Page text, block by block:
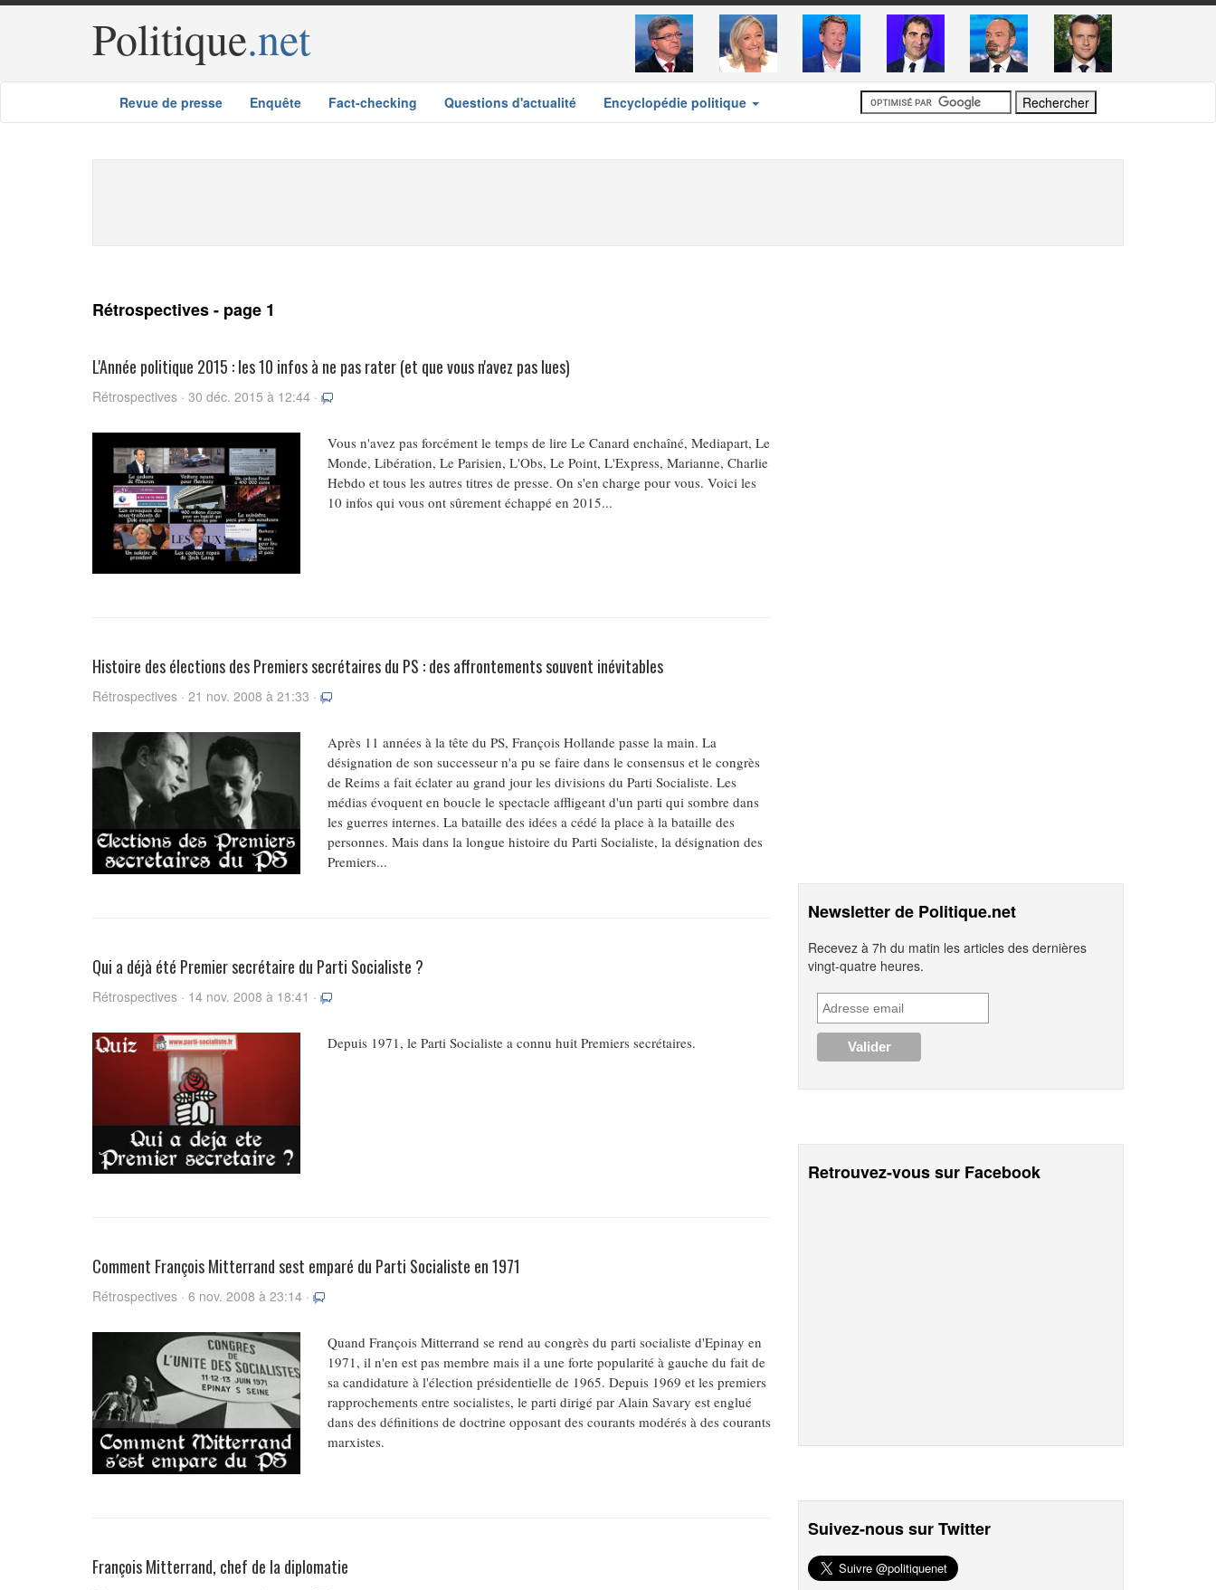
Politique.net
Revue de presse Enquête Fact-checking Questions d'actualité Encyclopédie politique
Rétrospectives - page 1
L'Année politique 2015 : les 10 infos à ne pas rater (et que vous n'avez pas lues)
Rétrospectives · 30 déc. 2015 à 12:44 ·
Vous n'avez pas forcément le temps de lire Le Canard enchaîné, Mediapart, Le
Monde, Libération, Le Parisien, L'Obs, Le Point, L'Express, Marianne, Charlie
Hebdo et tous les autres titres de presse. On s'en charge pour vous. Voici les
10 infos qui vous ont sûrement échappé en 2015...
Histoire des élections des Premiers secrétaires du PS : des affrontements souvent inévitables
Rétrospectives · 21 nov. 2008 à 21:33 ·
Après 11 années à la tête du PS, François Hollande passe la main. La
désignation de son successeur n'a pu se faire dans le consensus et le congrès
de Reims a fait éclater au grand jour les divisions du Parti Socialiste. Les
médias évoquent en boucle le spectacle affligeant d'un parti qui sombre dans
les guerres internes. La bataille des idées a cédé la place à la bataille des
personnes. Mais dans la longue histoire du Parti Socialiste, la désignation des
Premiers...
Qui a déjà été Premier secrétaire du Parti Socialiste ?
Rétrospectives · 14 nov. 2008 à 18:41 ·
Depuis 1971, le Parti Socialiste a connu huit Premiers secrétaires.
Comment François Mitterrand sest emparé du Parti Socialiste en 1971
Rétrospectives · 6 nov. 2008 à 23:14 ·
Quand François Mitterrand se rend au congrès du parti socialiste d'Epinay en
1971, il n'en est pas membre mais il a une forte popularité à gauche du fait de
sa candidature à l'élection présidentielle de 1965. Depuis 1969 et les premiers
rapprochements entre socialistes, le parti dirigé par Alain Savary est englué
dans des définitions de doctrine opposant des courants modérés à des courants
marxistes.
François Mitterrand, chef de la diplomatie
Newsletter de Politique.net
Recevez à 7h du matin les articles des dernières
vingt-quatre heures.
Retrouvez-vous sur Facebook
Suivez-nous sur Twitter